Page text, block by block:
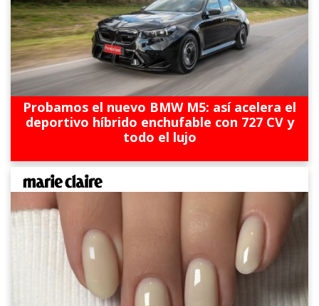
Probamos el nuevo BMW M5: así acelera el
deportivo híbrido enchufable con 727 CV y
todo el lujo